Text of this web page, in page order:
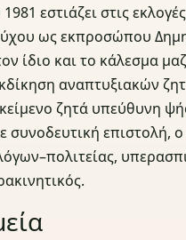
εστιάζει στις
ως εκπροσώπου
ίδιο και το κάλεσμα
αναπτυξιακών
ζητά υπεύθυνη
συνοδευτική επιστολή,